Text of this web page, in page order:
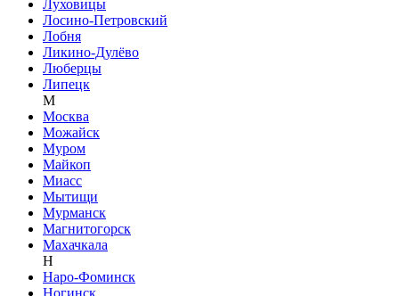
Луховицы
Лосино-Петровский
Лобня
Ликино-Дулёво
Люберцы
Липецк
М
Москва
Можайск
Муром
Майкоп
Миасс
Мытищи
Мурманск
Магнитогорск
Махачкала
Н
Наро-Фоминск
Ногинск